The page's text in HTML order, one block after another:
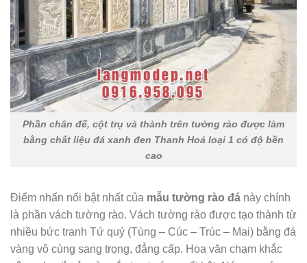
Phần chân đế, cột trụ và thành trên tường rào được làm
bằng chất liệu đá xanh đen Thanh Hoá loại 1 có độ bền
cao
Điểm nhấn nổi bật nhất của mẫu tường rào đá này chính
là phần vách tường rào. Vách tường rào được tạo thành từ
nhiều bức tranh Tứ quý (Tùng – Cúc – Trúc – Mai) bằng đá
vàng vô cùng sang trọng, đẳng cấp. Hoa văn chạm khắc